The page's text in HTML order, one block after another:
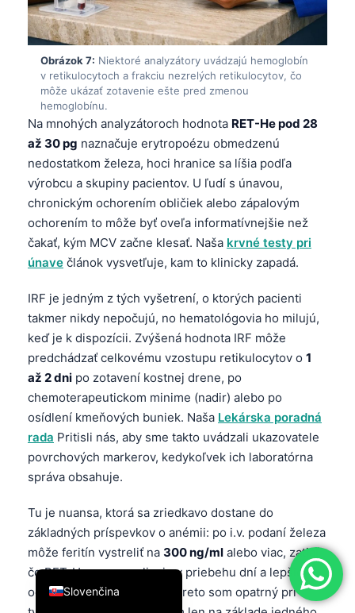
Obrázok 7: Niektoré analyzátory uvádzajú hemoglobín
v retikulocytoch a frakciu nezrelých retikulocytov, čo
môže ukázať zotavenie ešte pred zmenou
hemoglobínu.
Na mnohých analyzátoroch hodnota RET-He pod 28
až 30 pg naznačuje erytropoézu obmedzenú
nedostatkom železa, hoci hranice sa líšia podľa
výrobcu a skupiny pacientov. U ľudí s únavou,
chronickým ochorením obličiek alebo zápalovým
ochorením to môže byť oveľa informatívnejšie než
čakať, kým MCV začne klesať. Naša krvné testy pri
únave článok vysvetľuje, kam to klinicky zapadá.
IRF je jedným z tých vyšetrení, o ktorých pacienti
takmer nikdy nepočujú, no hematológovia ho milujú,
keď je k dispozícii. Zvýšená hodnota IRF môže
predchádzať celkovému vzostupu retikulocytov o 1
až 2 dni po zotavení kostnej drene, po
chemoterapeutickom minime (nadir) alebo po
osídlení kmeňových buniek. Naša Lekárska poradná
rada Pritisli nás, aby sme takto uvádzali ukazovatele
povrchových markerov, kedykoľvek ich laboratórna
správa obsahuje.
Tu je nuansa, ktorá sa zriedkavo dostane do
základných príspevkov o anémii: po i.v. podaní železa
môže feritín vystreliť na 300 ng/ml alebo viac, zatiaľ
čo RET-He sa normalizuje v priebehu dní a lepšie
odráža využiteľné železo. Preto som opatrný pri
Slovenčina
English
Deutsch
العربية
Français
עִבְרִית
Italiano
Español
Português
Ελληνικά
Türkçe
Română
فارسی
Български
Dansk
Nederlands
हिन्दी
Bahasa Indonesia
Հայերեն
Íslenska
Српски језик
Svenska